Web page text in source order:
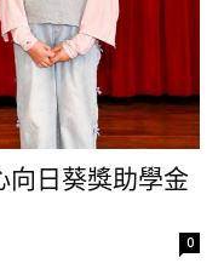
向日葵獎助學金
0